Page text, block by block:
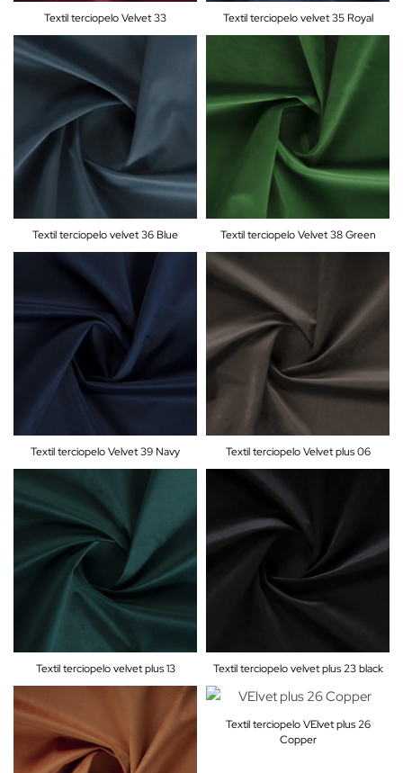
Textil terciopelo Velvet 33 Textil terciopelo velvet 35 Royal
Textil terciopelo velvet 36 Blue Textil terciopelo Velvet 38 Green
Textil terciopelo Velvet 39 Navy Textil terciopelo Velvet plus 06
Textil terciopelo velvet plus 13 Textil terciopelo velvet plus 23 black
Textil terciopelo VElvet plus 26
Copper